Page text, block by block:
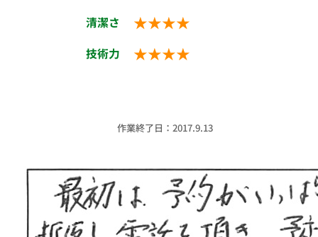
清潔さ ★★★★
技術力 ★★★★
作業終了日：2017.9.13